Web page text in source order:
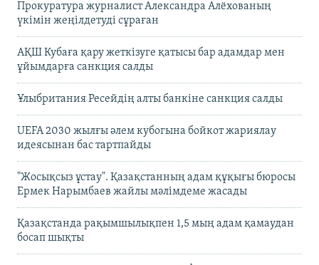
Прокуратура журналист Александра Алёхованың
үкімін жеңілдетуді сұраған
АҚШ Кубаға қару жеткізуге қатысы бар адамдар мен
ұйымдарға санкция салды
Ұлыбритания Ресейдің алты банкіне санкция салды
UEFA 2030 жылғы әлем кубогына бойкот жариялау
идеясынан бас тартпайды
"Жосықсыз ұстау". Қазақстанның адам құқығы бюросы
Ермек Нарымбаев жайлы мәлімдеме жасады
Қазақстанда рақымшылықпен 1,5 мың адам қамаудан
босап шықты